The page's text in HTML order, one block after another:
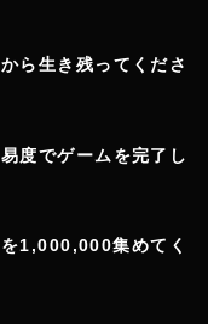
ら生き残ってくださ
度でゲームを完了し
1,000,000集めてく